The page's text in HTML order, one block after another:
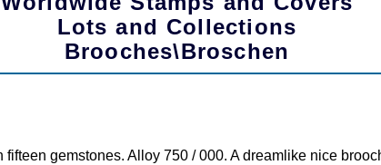
Lots and Collections
Brooches\Broschen
gemstones. Alloy 750 / 000. A dreamlike nice